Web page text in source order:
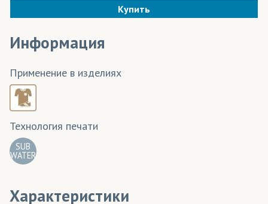
Купить
Информация
Применение в изделиях
Технология печати
SUB
WATER
Характеристики